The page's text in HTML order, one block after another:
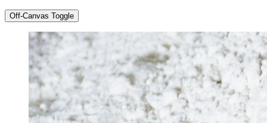
Off-Canvas Toggle